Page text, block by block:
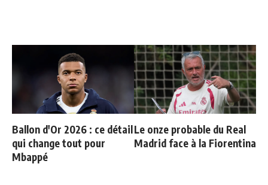
Ballon d'Or 2026 : ce détail
qui change tout pour
Mbappé
Le onze probable du Real
Madrid face à la Fiorentina